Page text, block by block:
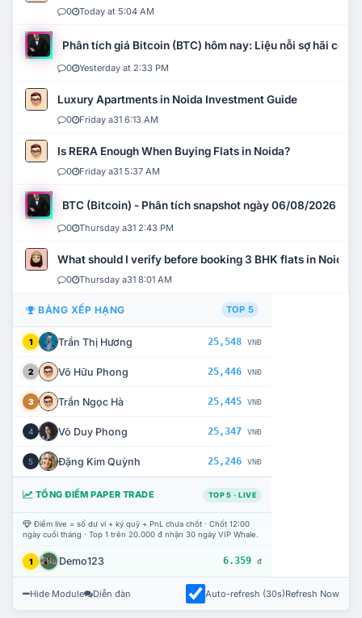
0 Today at 5:04 AM
Phân tích giá Bitcoin (BTC) hôm nay: Liệu nỗi sợ hãi có
0 Yesterday at 2:33 PM
Luxury Apartments in Noida Investment Guide
0 Friday a31 6:13 AM
Is RERA Enough When Buying Flats in Noida?
0 Friday a31 5:37 AM
BTC (Bitcoin) - Phân tích snapshot ngày 06/08/2026
0 Thursday a31 2:43 PM
What should I verify before booking 3 BHK flats in Noida?
0 Thursday a31 8:01 AM
BẢNG XẾP HẠNG TOP 5
1 Trần Thị Hương 25,548 VNĐ
2 Võ Hữu Phong 25,446 VNĐ
3 Trần Ngọc Hà 25,445 VNĐ
4 Võ Duy Phong 25,347 VNĐ
5 Đặng Kim Quỳnh 25,246 VNĐ
TỔNG ĐIỂM PAPER TRADE TOP 5 · LIVE
Điểm live = số dư ví + ký quỹ + PnL chưa chốt · Chốt 12:00
ngày cuối tháng · Top 1 trên 20.000 đ nhận 30 ngày VIP Whale.
1 Demo123 6.359 đ
Hide Module Diễn đàn Auto-refresh (30s)Refresh Now